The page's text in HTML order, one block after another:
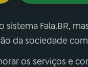
Fala.BR,
da sociedade
os serviços e